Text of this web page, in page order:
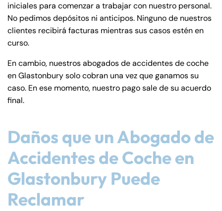
iniciales para comenzar a trabajar con nuestro personal.
No pedimos depósitos ni anticipos. Ninguno de nuestros
clientes recibirá facturas mientras sus casos estén en
curso.
En cambio, nuestros abogados de accidentes de coche
en Glastonbury solo cobran una vez que ganamos su
caso. En ese momento, nuestro pago sale de su acuerdo
final.
Daños que un Abogado de
Accidentes de Coche en
Glastonbury Puede
Reclamar